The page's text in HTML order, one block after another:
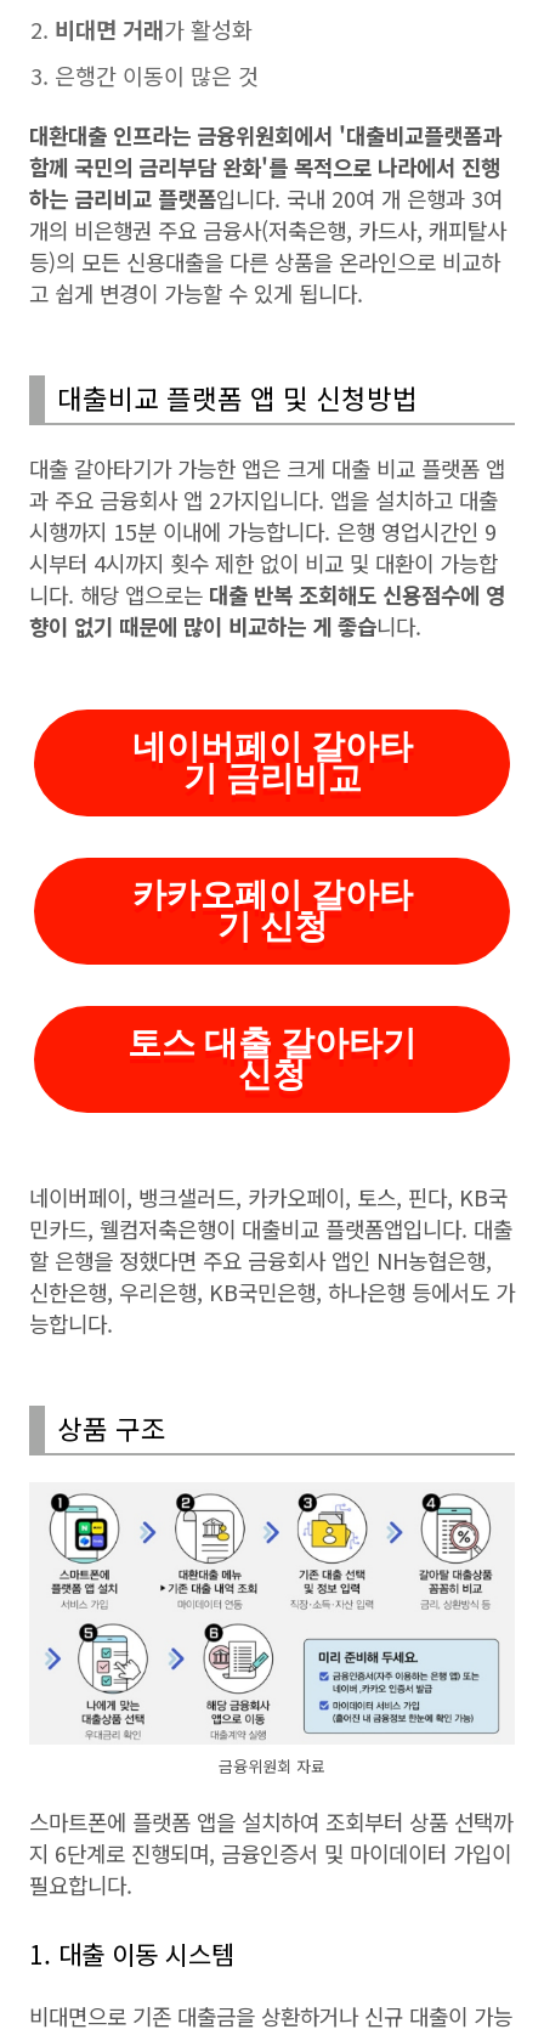
비대면 거래가 활성화
은행간 이동이 많은 것
대환대출 인프라는 금융위원회에서 '대출비교플랫폼과
함께 국민의 금리부담 완화'를 목적으로 나라에서 진행
하는 금리비교 플랫폼입니다. 국내 20여 개 은행과 3여
개의 비은행권 주요 금융사(저축은행, 카드사, 캐피탈사
등)의 모든 신용대출을 다른 상품을 온라인으로 비교하
고 쉽게 변경이 가능할 수 있게 됩니다.
대출비교 플랫폼 앱 및 신청방법
대출 갈아타기가 가능한 앱은 크게 대출 비교 플랫폼 앱
과 주요 금융회사 앱 2가지입니다. 앱을 설치하고 대출
시행까지 15분 이내에 가능합니다. 은행 영업시간인 9
시부터 4시까지 횟수 제한 없이 비교 및 대환이 가능합
니다. 해당 앱으로는 대출 반복 조회해도 신용점수에 영
향이 없기 때문에 많이 비교하는 게 좋습니다.
네이버페이 갈아타
기 금리비교
카카오페이 갈아타
기 신청
토스 대출 갈아타기
신청
네이버페이, 뱅크샐러드, 카카오페이, 토스, 핀다, KB국
민카드, 웰컴저축은행이 대출비교 플랫폼앱입니다. 대출
할 은행을 정했다면 주요 금융회사 앱인 NH농협은행,
신한은행, 우리은행, KB국민은행, 하나은행 등에서도 가
능합니다.
상품 구조
금융위원회 자료
스마트폰에 플랫폼 앱을 설치하여 조회부터 상품 선택까
지 6단계로 진행되며, 금융인증서 및 마이데이터 가입이
필요합니다.
1. 대출 이동 시스템
비대면으로 기존 대출금을 상환하거나 신규 대출이 가능